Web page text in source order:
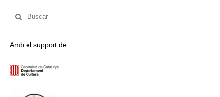
Buscar
por:
Amb el support de: